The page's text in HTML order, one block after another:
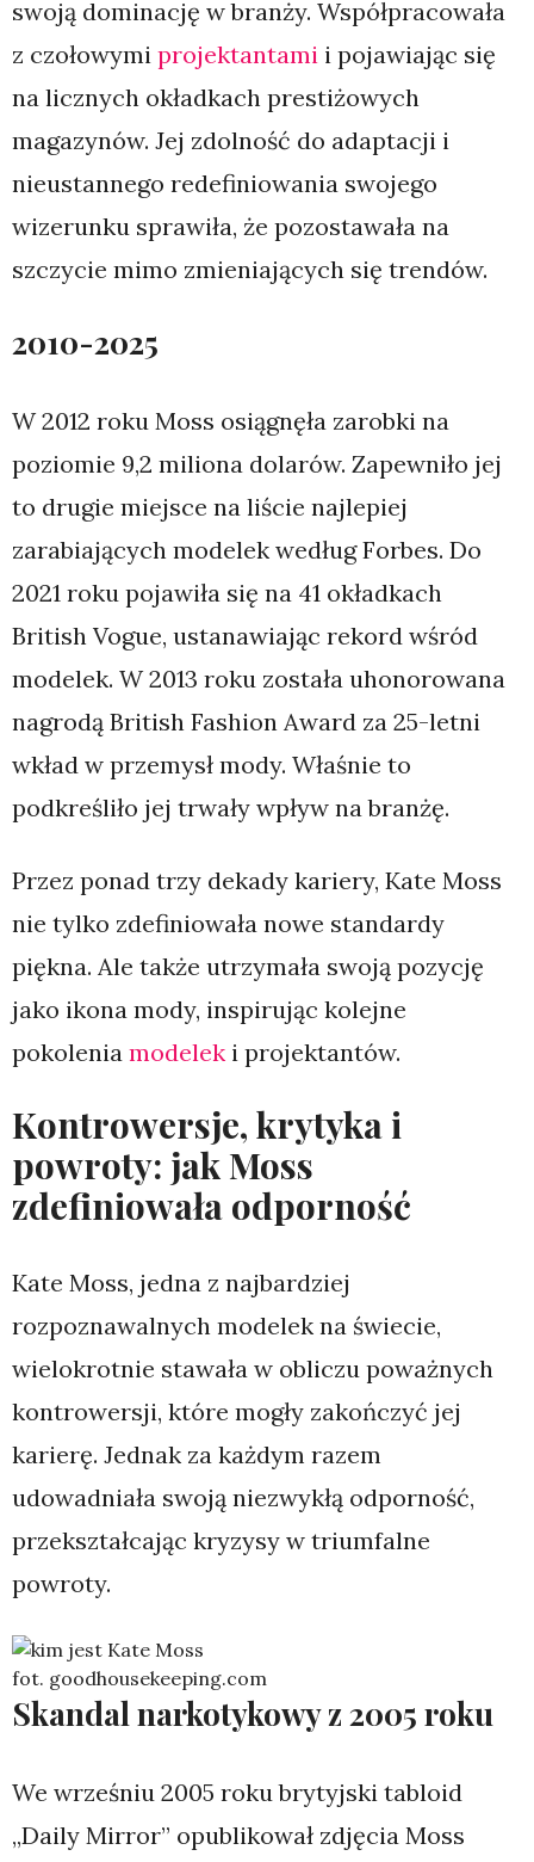
swoją dominację w branży. Współpracowała
z czołowymi projektantami i pojawiając się
na licznych okładkach prestiżowych
magazynów. Jej zdolność do adaptacji i
nieustannego redefiniowania swojego
wizerunku sprawiła, że pozostawała na
szczycie mimo zmieniających się trendów.
2010-2025
W 2012 roku Moss osiągnęła zarobki na
poziomie 9,2 miliona dolarów. Zapewniło jej
to drugie miejsce na liście najlepiej
zarabiających modelek według Forbes. Do
2021 roku pojawiła się na 41 okładkach
British Vogue, ustanawiając rekord wśród
modelek. W 2013 roku została uhonorowana
nagrodą British Fashion Award za 25-letni
wkład w przemysł mody. Właśnie to
podkreśliło jej trwały wpływ na branżę.
Przez ponad trzy dekady kariery, Kate Moss
nie tylko zdefiniowała nowe standardy
piękna. Ale także utrzymała swoją pozycję
jako ikona mody, inspirując kolejne
pokolenia modelek i projektantów.
Kontrowersje, krytyka i
powroty: jak Moss
zdefiniowała odporność
Kate Moss, jedna z najbardziej
rozpoznawalnych modelek na świecie,
wielokrotnie stawała w obliczu poważnych
kontrowersji, które mogły zakończyć jej
karierę. Jednak za każdym razem
udowadniała swoją niezwykłą odporność,
przekształcając kryzysy w triumfalne
powroty.
fot. goodhousekeeping.com
Skandal narkotykowy z 2005 roku
We wrześniu 2005 roku brytyjski tabloid
„Daily Mirror” opublikował zdjęcia Moss